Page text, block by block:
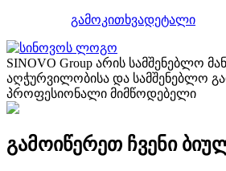
გამოკითხვადეტალი
SINOVO Group არის სამშენებლო
აღჭურვილობისა და სამშენებლო
პროფესიონალი მიმწოდებელი
გამოიწერეთ ჩვენი